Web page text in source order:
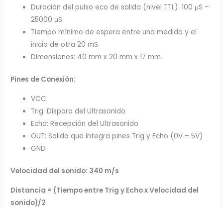
Duración del pulso eco de salida (nivel TTL): 100 μS –
25000 μS.
Tiempo mínimo de espera entre una medida y el
inicio de otra 20 mS.
Dimensiones: 40 mm x 20 mm x 17 mm.
Pines de Conexión:
VCC
Trig: Disparo del Ultrasonido
Echo: Recepción del Ultrasonido
OUT: Salida que integra pines Trig y Echo (0V – 5V)
GND
Velocidad del sonido: 340 m/s
Distancia = (Tiempo entre Trig y Echo x Velocidad del
sonido)/2